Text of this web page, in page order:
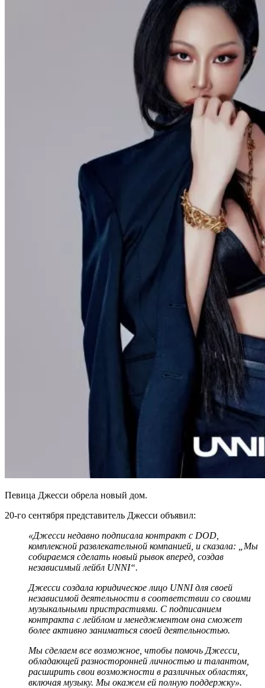
Певица Джесси обрела новый дом.
20-го сентября представитель Джесси объявил:
«Джесси недавно подписала контракт с DOD,
комплексной развлекательной компанией, и сказала: „Мы
собираемся сделать новый рывок вперед, создав
независимый лейбл UNNI“.
Джесси создала юридическое лицо UNNI для своей
независимой деятельности в соответствии со своими
музыкальными пристрастиями. С подписанием
контракта с лейблом и менеджментом она сможет
более активно заниматься своей деятельностью.
Мы сделаем все возможное, чтобы помочь Джесси,
обладающей разносторонней личностью и талантом,
расширить свои возможности в различных областях,
включая музыку. Мы окажем ей полную поддержку».